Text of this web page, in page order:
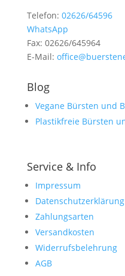
Telefon: 02626/64596
WhatsApp
Fax: 02626/645964
E-Mail:
Blog
Vegane Bürsten und
Plastikfreie Bürsten
Service & Info
Impressum
Datenschutzerklärung
Zahlungsarten
Versandkosten
Widerrufsbelehrung
AGB